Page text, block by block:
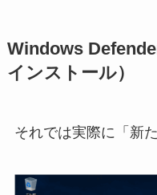
Windows
インストール）
それでは実際に「新